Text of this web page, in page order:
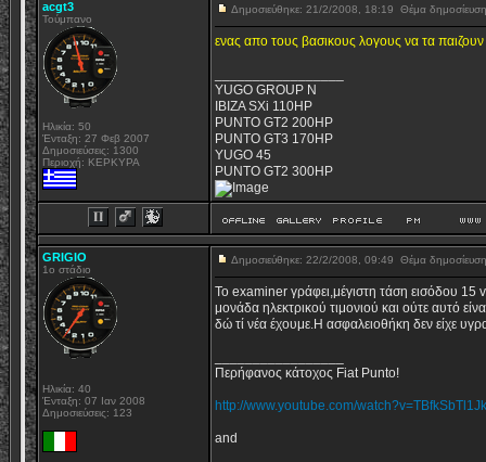
acgt3
Τούμπανο
Ηλικία: 50
Ένταξη: 27 Φεβ 2007
Δημοσιεύσεις: 1300
Περιοχή: ΚΕΡΚΥΡΑ
Δημοσιεύθηκε: 21/2/2008, 18:19 Θέμα
ενας απο τους βασικους λογους να τα
YUGO GROUP N
IBIZA SXi 110HP
PUNTO GT2 200HP
PUNTO GT3 170HP
YUGO 45
PUNTO GT2 300HP
GRIGIO
1o στάδιο
Ηλικία: 40
Ένταξη: 07 Ιαν 2008
Δημοσιεύσεις: 123
Δημοσιεύθηκε: 22/2/2008, 09:49 Θέμα
Το examiner γράφει,μέγιστη τάση εισόδου 15
μονάδα ηλεκτρικού τιμονιού και ούτε αυτό
δώ τί νέα έχουμε.Η ασφαλειοθήκη δεν είχε
Περήφανος κάτοχος Fiat Punto!
http://www.youtube.com/watch?v=TBfkSbTl1Jk
and